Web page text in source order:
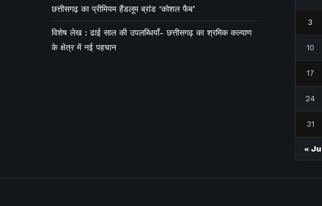
छत्तीसगढ़ का प्रीमियम हैंडलूम ब्रांड ‘कोशल फैब’
विशेष लेख : ढाई साल की उपलब्धियाँ- छत्तीसगढ़ का श्रमिक कल्याण
के क्षेत्र में नई पहचान
3
10
17
24
31
«